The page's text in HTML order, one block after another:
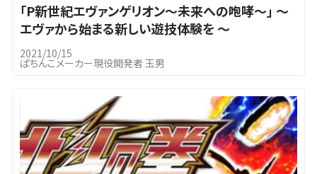
｢P新世紀エヴァンゲリオン～未来への咆哮～」 ～
エヴァから始まる新しい遊技体験を ～
2021/10/15
ぱちんこメーカー現役開発者 玉男